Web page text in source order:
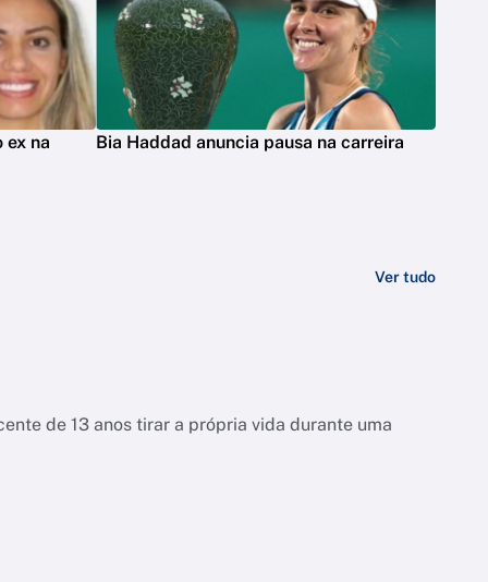
ex na
Bia Haddad anuncia pausa na carreira
Ver tudo
de 13 anos tirar a própria vida durante uma